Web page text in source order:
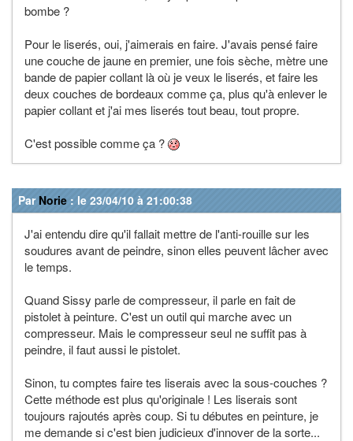
bombe ?
Pour le liserés, oui, j'aimerais en faire. J'avais pensé faire
une couche de jaune en premier, une fois sèche, mètre une
bande de papier collant là où je veux le liserés, et faire les
deux couches de bordeaux comme ça, plus qu'à enlever le
papier collant et j'ai mes liserés tout beau, tout propre.
C'est possible comme ça ?
Par Norie : le 23/04/10 à 21:00:38
J'ai entendu dire qu'il fallait mettre de l'anti-rouille sur les
soudures avant de peindre, sinon elles peuvent lâcher avec
le temps.
Quand Sissy parle de compresseur, il parle en fait de
pistolet à peinture. C'est un outil qui marche avec un
compresseur. Mais le compresseur seul ne suffit pas à
peindre, il faut aussi le pistolet.
Sinon, tu comptes faire tes liserais avec la sous-couches ?
Cette méthode est plus qu'originale ! Les liserais sont
toujours rajoutés après coup. Si tu débutes en peinture, je
me demande si c'est bien judicieux d'innover de la sorte...